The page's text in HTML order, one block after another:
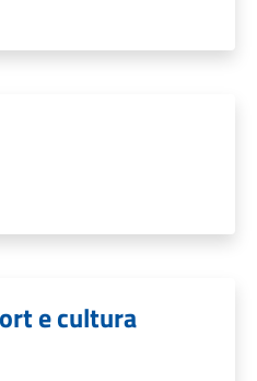
e cultura